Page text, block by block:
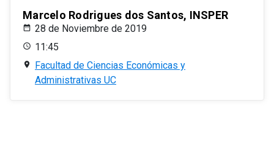
Marcelo Rodrigues dos Santos, INSPER
28 de Noviembre de 2019
11:45
Facultad de Ciencias Económicas y
Administrativas UC